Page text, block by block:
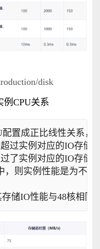
disk
例CPU关系
置成正比线性关系，
过实例对应的IO存储
了实例对应的IO存储
则实例性能是为不超
储IO性能与48核相同